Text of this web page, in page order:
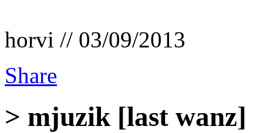
horvi // 03/09/2013
Share
> mjuzik [last wanz]